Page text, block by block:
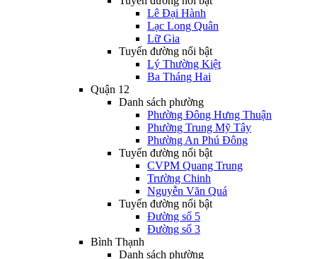
Lê Đại Hành
Lạc Long Quân
Lữ Gia
Tuyến đường nổi bật
Lý Thường Kiệt
Ba Tháng Hai
Quận 12
Danh sách phường
Phường Đông Hưng Thuận
Phường Trung Mỹ Tây
Phường An Phú Đông
Tuyến đường nổi bật
CVPM Quang Trung
Trường Chinh
Nguyễn Văn Quá
Tuyến đường nổi bật
Đường số 5
Đường số 3
Bình Thạnh
Danh sách phường